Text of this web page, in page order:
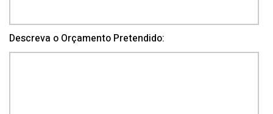
Descreva o Orçamento Pretendido: